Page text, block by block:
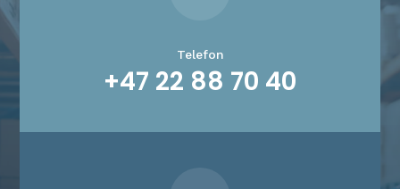
Telefon
+47 22 88 70 40